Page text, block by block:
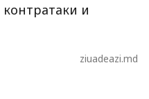
и
ziuadeazi.md